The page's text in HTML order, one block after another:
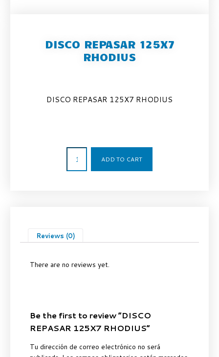
DISCO REPASAR 125X7
RHODIUS
DISCO REPASAR 125X7 RHODIUS
ADD TO CART
Reviews (0)
There are no reviews yet.
Be the first to review “DISCO
REPASAR 125X7 RHODIUS”
Tu dirección de correo electrónico no será